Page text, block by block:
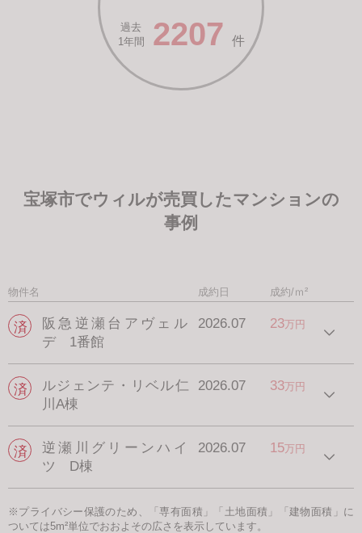
過去
1年間
2207 件
宝塚市でウィルが売買したマンションの
事例
物件名 成約日 成約/ｍ²
阪急逆瀬台アヴェル
デ 1番館
2026.07 23万円
ルジェンテ・リベル仁
川A棟
2026.07 33万円
逆瀬川グリーンハイ
ツ D棟
2026.07 15万円
※プライバシー保護のため、「専有面積」「土地面積」「建物面積」に
ついては5m²単位でおおよその広さを表示しています。